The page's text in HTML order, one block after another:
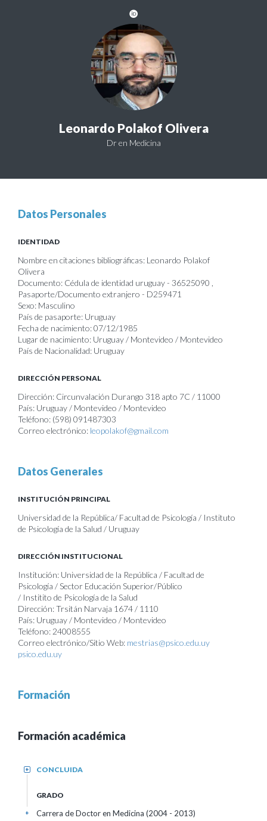
Leonardo Polakof Olivera
Dr en Medicina
Datos Personales
IDENTIDAD
Nombre en citaciones bibliográficas: Leonardo Polakof
Olivera
Documento: Cédula de identidad uruguay - 36525090 ,
Pasaporte/Documento extranjero - D259471
Sexo: Masculino
País de pasaporte: Uruguay
Fecha de nacimiento: 07/12/1985
Lugar de nacimiento: Uruguay / Montevideo / Montevideo
País de Nacionalidad: Uruguay
DIRECCIÓN PERSONAL
Dirección: Circunvalación Durango 318 apto 7C / 11000
País: Uruguay / Montevideo / Montevideo
Teléfono: (598) 091487303
Correo electrónico: leopolakof@gmail.com
Datos Generales
INSTITUCIÓN PRINCIPAL
Universidad de la República/ Facultad de Psicología / Instituto
de Psicología de la Salud / Uruguay
DIRECCIÓN INSTITUCIONAL
Institución: Universidad de la República / Facultad de
Psicología / Sector Educación Superior/Público
/ Institito de Psicología de la Salud
Dirección: Trsitán Narvaja 1674 / 1110
País: Uruguay / Montevideo / Montevideo
Teléfono: 24008555
Correo electrónico/Sitio Web: mestrias@psico.edu.uy
psico.edu.uy
Formación
Formación académica
CONCLUIDA
+
GRADO
Carrera de Doctor en Medicina (2004 - 2013)
+